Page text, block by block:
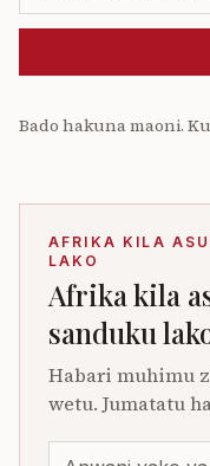
Bado hakuna maoni.
AFRIKA KILA
LAKO
Afrika kila
sanduku
Habari muhimu
wetu. Jumatatu